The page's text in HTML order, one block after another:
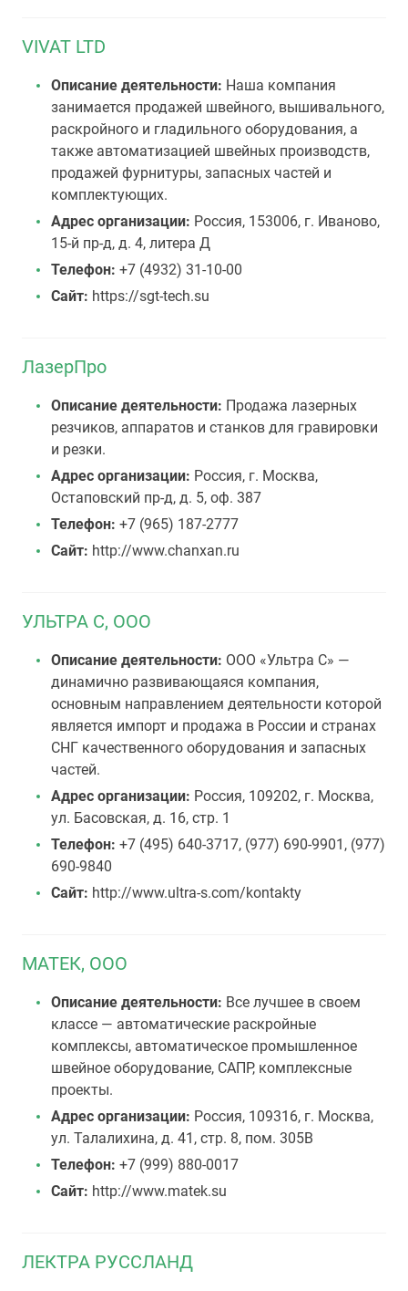
VIVAT LTD
Описание деятельности: Наша компания
занимается продажей швейного, вышивального,
раскройного и гладильного оборудования, а
также автоматизацией швейных производств,
продажей фурнитуры, запасных частей и
комплектующих.
Адрес организации: Россия, 153006, г. Иваново,
15-й пр-д, д. 4, литера Д
Телефон: +7 (4932) 31-10-00
Сайт: https://sgt-tech.su
ЛазерПро
Описание деятельности: Продажа лазерных
резчиков, аппаратов и станков для гравировки
и резки.
Адрес организации: Россия, г. Москва,
Остаповский пр-д, д. 5, оф. 387
Телефон: +7 (965) 187-2777
Сайт: http://www.chanxan.ru
УЛЬТРА С, OOO
Описание деятельности: ООО «Ультра С» —
динамично развивающаяся компания,
основным направлением деятельности которой
является импорт и продажа в России и странах
СНГ качественного оборудования и запасных
частей.
Адрес организации: Россия, 109202, г. Москва,
ул. Басовская, д. 16, стр. 1
Телефон: +7 (495) 640-3717, (977) 690-9901, (977)
690-9840
Сайт: http://www.ultra-s.com/kontakty
МАТЕК, ООО
Описание деятельности: Все лучшее в своем
классе — автоматические раскройные
комплексы, автоматическое промышленное
швейное оборудование, САПР, комплексные
проекты.
Адрес организации: Россия, 109316, г. Москва,
ул. Талалихина, д. 41, стр. 8, пом. 305В
Телефон: +7 (999) 880-0017
Сайт: http://www.matek.su
ЛЕКТРА РУССЛАНД